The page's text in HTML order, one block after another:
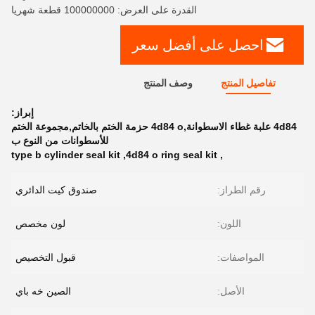
القدرة على العرض: 100000000 قطعة شهريا
احصل على أفضل سعر
تفاصيل المنتج وصف المنتج
إبراز:
4d84 علبة غطاء الاسطوانة,4d84 o حزمة الختم بالخاتم,مجموعة الختم
للأسطوانات من النوع ب
,
4d84 o ring seal kit
,
type b cylinder seal kit
رقم الطراز: صندوق كيت الدائري
اللون: لون مخصص
المواصفات: قبول التخصيص
الأصل: الصين خه باي